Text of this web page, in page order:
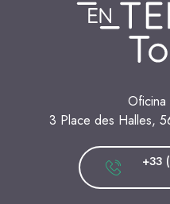
Oficina
3 Place des Halles,
+33